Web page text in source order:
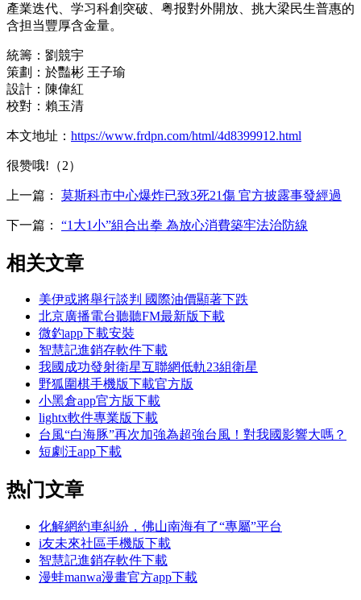
產業迭代、学习科創突破、粤报對外開放、挑大梁民生普惠的
含担当豐厚含金量。
統籌：劉競宇
策劃：於豔彬 王子瑜
設計：陳偉紅
校對：賴玉清
本文地址： https://www.frdpn.com/html/4d8399912.html
很赞哦!（2）
上一篇： 莫斯科市中心爆炸已致3死21傷 官方披露事發經過
下一篇： “1大1小”組合出拳 為放心消費築牢法治防線
相关文章
美伊或將舉行談判 國際油價顯著下跌
北京廣播電台聽聽FM最新版下載
微釣app下載安裝
智慧記進銷存軟件下載
我國成功發射衛星互聯網低軌23組衛星
野狐圍棋手機版下載官方版
小黑倉app官方版下載
lightx軟件專業版下載
台風“白海豚”再次加強為超強台風！對我國影響大嗎？
短劇汪app下載
热门文章
化解網約車糾紛，佛山南海有了“專屬”平台
i友未來社區手機版下載
智慧記進銷存軟件下載
漫蛙manwa漫畫官方app下載